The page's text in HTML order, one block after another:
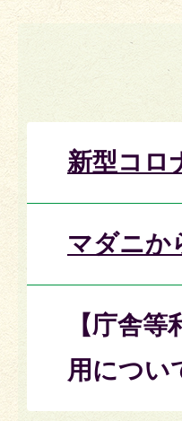
新型コロ
マダニか
【庁舎
用につい